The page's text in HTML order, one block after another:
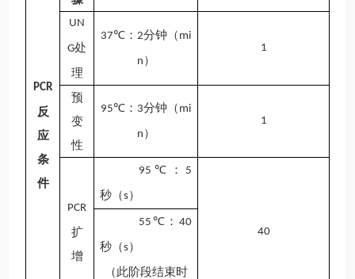
PCR
反
应
条
件
UN
G处
理
37℃ ： 2分钟（ mi
n ）
1
预
变
性
95℃ ： 3分钟（ mi
n ）
1
PCR
扩
增
95℃ ： 5
秒（s）
40
55℃ ：40
秒（s）
（此阶段结束时